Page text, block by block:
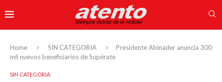
Home SIN CATEGORIA
Presidente Abinader anuncia 300
mil nuevos beneficiarios de Supérate
SIN CATEGORIA